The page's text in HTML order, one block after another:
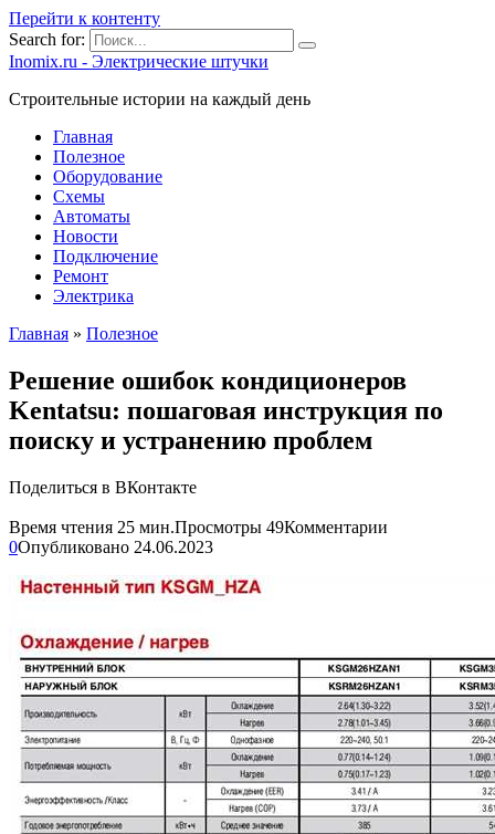
Перейти к контенту
Search for:
Inomix.ru - Электрические штучки
Cтроительные истории на каждый день
Главная
Полезное
Оборудование
Схемы
Автоматы
Новости
Подключение
Ремонт
Электрика
Главная » Полезное
Решение ошибок кондиционеров
Kentatsu: пошаговая инструкция по
поиску и устранению проблем
Поделиться в ВКонтакте
Время чтения 25 мин.Просмотры 49Комментарии
0Опубликовано 24.06.2023